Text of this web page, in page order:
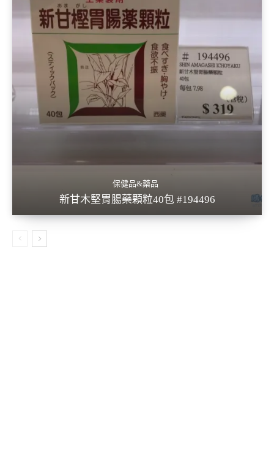
保健品&藥品
新甘木堅胃腸藥顆粒40包 #194496